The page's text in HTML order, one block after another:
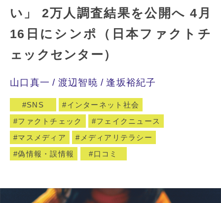
い」 2万人調査結果を公開へ 4月
16日にシンポ（日本ファクトチ
ェックセンター）
山口真一 渡辺智暁 逢坂裕紀子
SNS
インターネット社会
ファクトチェック
フェイクニュース
マスメディア
メディアリテラシー
偽情報・誤情報
口コミ